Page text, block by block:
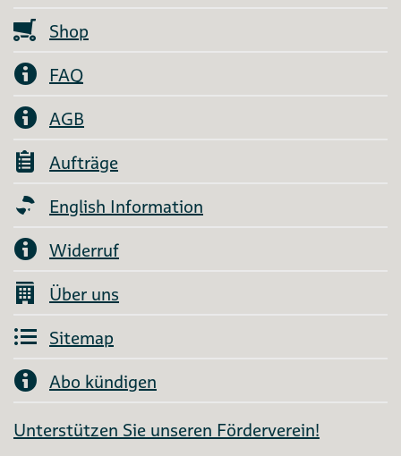
Shop
FAQ
AGB
Aufträge
English Information
Widerruf
Über uns
Sitemap
Abo kündigen
Unterstützen Sie unseren Förderverein!